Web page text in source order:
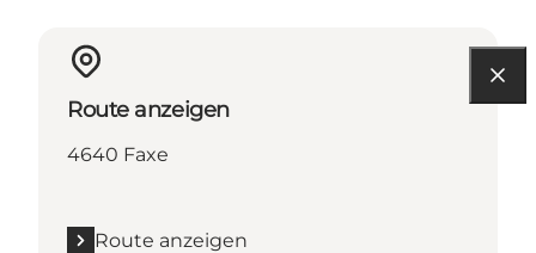
Route anzeigen
4640 Faxe
Route anzeigen